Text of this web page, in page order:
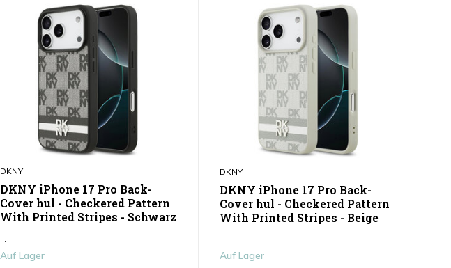
DKNY
DKNY iPhone 17 Pro Back-
Cover hul - Checkered Pattern
With Printed Stripes - Schwarz
Auf Lager
DKNY
DKNY iPhone 17 Pro Back-
Cover hul - Checkered Pattern
With Printed Stripes - Beige
Auf Lager